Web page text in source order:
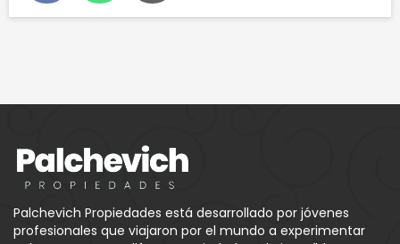
Palchevich Propiedades está desarrollado por jóvenes
profesionales que viajaron por el mundo a experimentar